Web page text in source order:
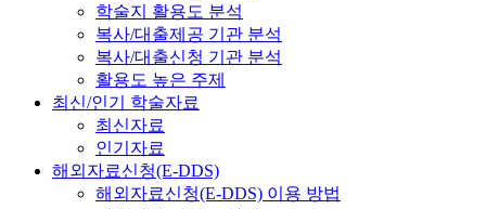
학술지 활용도 분석
복사/대출제공 기관 분석
복사/대출신청 기관 분석
활용도 높은 주제
최신/인기 학술자료
최신자료
인기자료
해외자료신청(E-DDS)
해외자료신청(E-DDS) 이용 방법